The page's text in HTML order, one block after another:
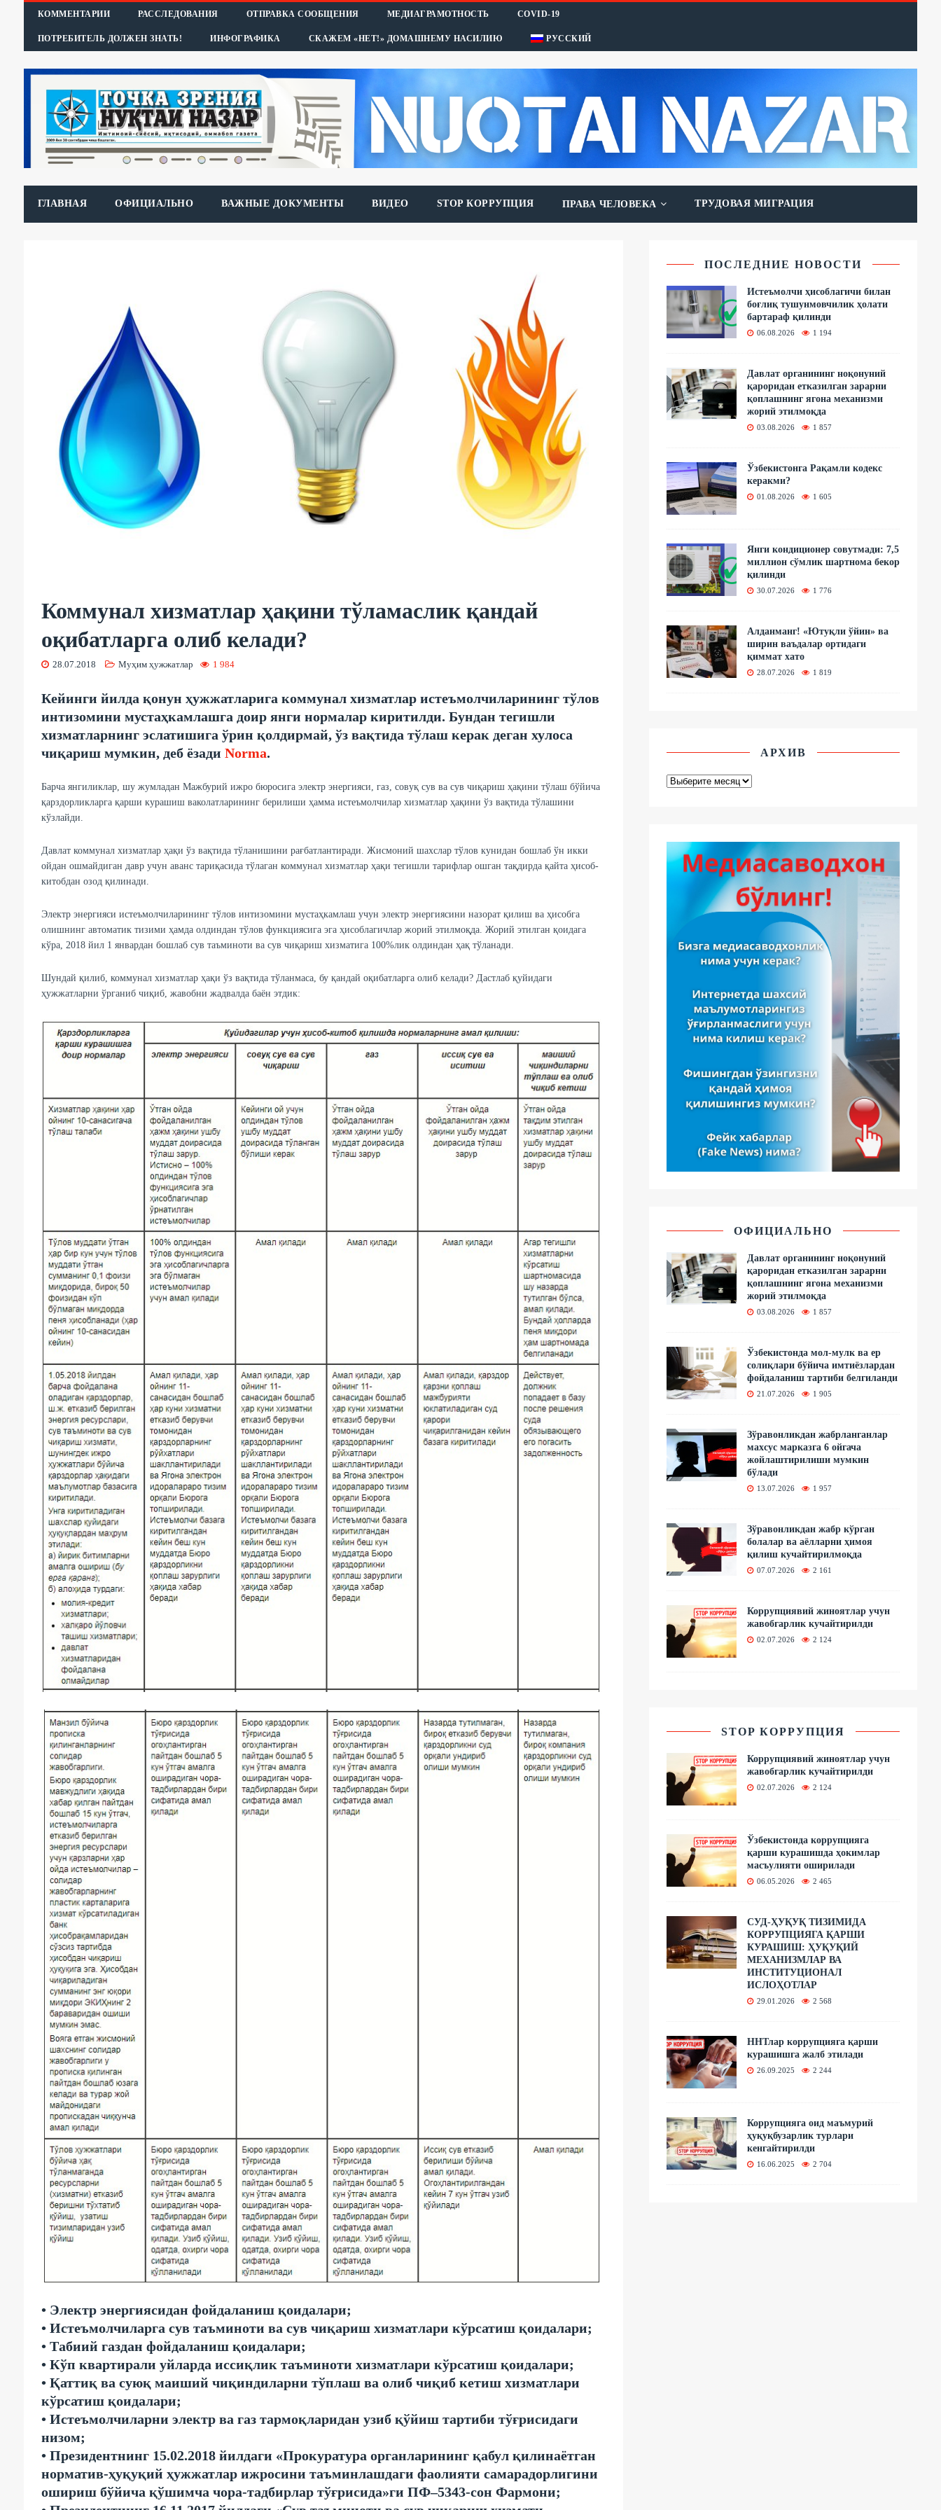
КОММЕНТАРИИ РАССЛЕДОВАНИЯ ОТПРАВКА СООБЩЕНИЯ МЕДИАГРАМОТНОСТЬ COVID-19
ПОТРЕБИТЕЛЬ ДОЛЖЕН ЗНАТЬ! ИНФОГРАФИКА СКАЖЕМ «НЕТ!» ДОМАШНЕМУ НАСИЛИЮ РУССКИЙ
ГЛАВНАЯ ОФИЦИАЛЬНО ВАЖНЫЕ ДОКУМЕНТЫ ВИДЕО STOP КОРРУПЦИЯ ПРАВА ЧЕЛОВЕКА ТРУДОВАЯ МИГРАЦИЯ
Коммунал хизматлар ҳақини тўламаслик қандай
оқибатларга олиб келади?
28.07.2018 Муҳим ҳужжатлар 1 984
Кейинги йилда қонун ҳужжатларига коммунал хизматлар истеъмолчиларининг тўлов
интизомини мустаҳкамлашга доир янги нормалар киритилди. Бундан тегишли
хизматларнинг эслатишига ўрин қолдирмай, ўз вақтида тўлаш керак деган хулоса
чиқариш мумкин, деб ёзади Norma.
Барча янгиликлар, шу жумладан Мажбурий ижро бюросига электр энергияси, газ, совуқ сув ва сув чиқариш ҳақини тўлаш бўйича
қарздорликларга қарши курашиш ваколатларининг берилиши ҳамма истеъмолчилар хизматлар ҳақини ўз вақтида тўлашини
кўзлайди.
Давлат коммунал хизматлар ҳақи ўз вақтида тўланишини рағбатлантиради. Жисмоний шахслар тўлов кунидан бошлаб ўн икки
ойдан ошмайдиган давр учун аванс тариқасида тўлаган коммунал хизматлар ҳақи тегишли тарифлар ошган тақдирда қайта ҳисоб-
китобдан озод қилинади.
Электр энергияси истеъмолчиларининг тўлов интизомини мустаҳкамлаш учун электр энергиясини назорат қилиш ва ҳисобга
олишнинг автоматик тизими ҳамда олдиндан тўлов функциясига эга ҳисоблагичлар жорий этилмоқда. Жорий этилган қоидага
кўра, 2018 йил 1 январдан бошлаб сув таъминоти ва сув чиқариш хизматига 100%лик олдиндан ҳақ тўланади.
Шундай қилиб, коммунал хизматлар ҳақи ўз вақтида тўланмаса, бу қандай оқибатларга олиб келади? Дастлаб қуйидаги
ҳужжатларни ўрганиб чиқиб, жавобни жадвалда баён этдик:
• Электр энергиясидан фойдаланиш қоидалари;
• Истеъмолчиларга сув таъминоти ва сув чиқариш хизматлари кўрсатиш қоидалари;
• Табиий газдан фойдаланиш қоидалари;
• Кўп квартирали уйларда иссиқлик таъминоти хизматлари кўрсатиш қоидалари;
• Қаттиқ ва суюқ маиший чиқиндиларни тўплаш ва олиб чиқиб кетиш хизматлари
кўрсатиш қоидалари;
• Истеъмолчиларни электр ва газ тармоқларидан узиб қўйиш тартиби тўғрисидаги
низом;
• Президентнинг 15.02.2018 йилдаги «Прокуратура органларининг қабул қилинаётган
норматив-ҳуқуқий ҳужжатлар ижросини таъминлашдаги фаолияти самарадорлигини
ошириш бўйича қўшимча чора-тадбирлар тўғрисида»ги ПФ–5343-сон Фармони;
ПОСЛЕДНИЕ НОВОСТИ
Истеъмолчи ҳисоблагичи билан
боғлиқ тушунмовчилик ҳолати
бартараф қилинди
06.08.2026 1 194
Давлат органининг ноқонуний
қароридан етказилган зарарни
қоплашнинг ягона механизми
жорий этилмоқда
03.08.2026 1 857
Ўзбекистонга Рақамли кодекс
керакми?
01.08.2026 1 605
Янги кондиционер совутмади: 7,5
миллион сўмлик шартнома бекор
қилинди
30.07.2026 1 776
Алданманг! «Ютуқли ўйин» ва
ширин ваъдалар ортидаги
қиммат хато
28.07.2026 1 819
АРХИВ
ОФИЦИАЛЬНО
Давлат органининг ноқонуний
қароридан етказилган зарарни
қоплашнинг ягона механизми
жорий этилмоқда
03.08.2026 1 857
Ўзбекистонда мол-мулк ва ер
солиқлари бўйича имтиёзлардан
фойдаланиш тартиби белгиланди
21.07.2026 1 905
Зўравонликдан жабрланганлар
махсус марказга 6 ойгача
жойлаштирилиши мумкин
бўлади
13.07.2026 1 957
Зўравонликдан жабр кўрган
болалар ва аёлларни ҳимоя
қилиш кучайтирилмоқда
07.07.2026 2 161
Коррупциявий жиноятлар учун
жавобгарлик кучайтирилди
02.07.2026 2 124
STOP КОРРУПЦИЯ
Коррупциявий жиноятлар учун
жавобгарлик кучайтирилди
02.07.2026 2 124
Ўзбекистонда коррупцияга
қарши курашишда ҳокимлар
масъулияти оширилади
06.05.2026 2 465
СУД-ҲУҚУҚ ТИЗИМИДА
КОРРУПЦИЯГА ҚАРШИ
КУРАШИШ: ҲУҚУҚИЙ
МЕХАНИЗМЛАР ВА
ИНСТИТУЦИОНАЛ
ИСЛОҲОТЛАР
29.01.2026 2 568
ННТлар коррупцияга қарши
курашишга жалб этилади
26.09.2025 2 244
Коррупцияга оид маъмурий
ҳуқуқбузарлик турлари
кенгайтирилди
16.06.2025 2 704